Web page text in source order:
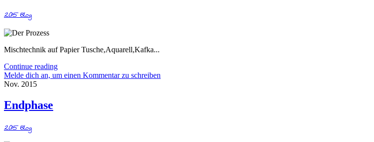
2015Blog
Mischtechnik auf Papier Tusche,Aquarell,Kafka...
Continue reading
Melde dich an, um einen Kommentar zu schreiben
Nov. 2015
Endphase
2015Blog